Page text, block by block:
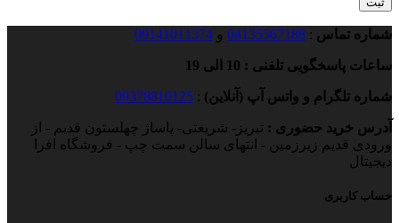
شماره تماس :
04135567188 و 09141011374
ساعات پاسخگویی تلفنی : 10 الی 19
شماره تلگرام و واتس آپ (آنلاین) :
09378810125
آدرس خرید حضوری : تبریز- شریعتی- پاساژ چهلستون قدیم - از
ورودی قدیم زیرزمین - انتهای سالن سمت چپ - فروشگاه افرا
دیجیتال
حساب کاربری